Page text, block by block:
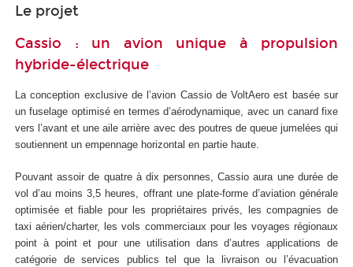
Le projet
Cassio : un avion unique à propulsion
hybride-électrique
La conception exclusive de l’avion Cassio de VoltAero est basée sur
un fuselage optimisé en termes d’aérodynamique, avec un canard fixe
vers l’avant et une aile arrière avec des poutres de queue jumelées qui
soutiennent un empennage horizontal en partie haute.
Pouvant assoir de quatre à dix personnes, Cassio aura une durée de
vol d’au moins 3,5 heures, offrant une plate-forme d’aviation générale
optimisée et fiable pour les propriétaires privés, les compagnies de
taxi aérien/charter, les vols commerciaux pour les voyages régionaux
point à point et pour une utilisation dans d’autres applications de
catégorie de services publics tel que la livraison ou l’évacuation